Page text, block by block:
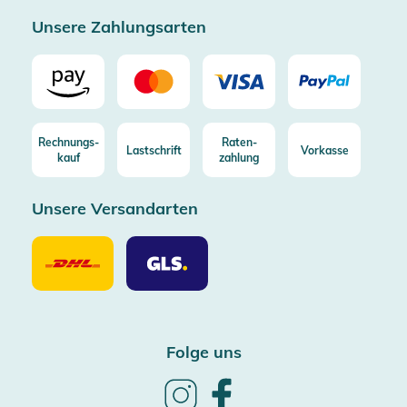
Unsere Zahlungsarten
Rechnungs-
kauf
Lastschrift
Raten-
zahlung
Vorkasse
Unsere Versandarten
Unsere
Versandarten
DHL
Unsere
Versandarten
GLS
Folge uns
Follow